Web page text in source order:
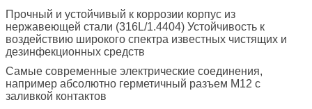
Прочный и устойчивый к коррозии корпус из
нержавеющей стали (316L/1.4404) Устойчивость к
воздействию широкого спектра известных чистящих и
дезинфекционных средств
Самые современные электрические соединения,
например абсолютно герметичный разъем M12 с
заливкой контактов